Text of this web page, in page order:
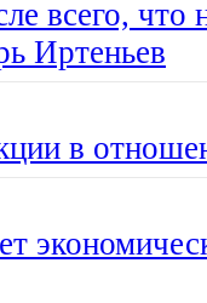
всего, что
Иртеньев
в